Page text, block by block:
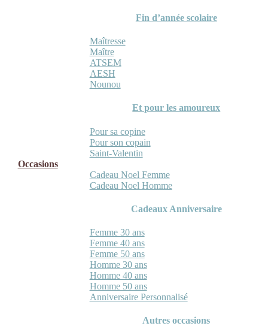
Fin d’année scolaire
Maîtresse
Maître
ATSEM
AESH
Nounou
Et pour les amoureux
Pour sa copine
Pour son copain
Saint-Valentin
Occasions
Cadeau Noel Femme
Cadeau Noel Homme
Cadeaux Anniversaire
Femme 30 ans
Femme 40 ans
Femme 50 ans
Homme 30 ans
Homme 40 ans
Homme 50 ans
Anniversaire Personnalisé
Autres occasions